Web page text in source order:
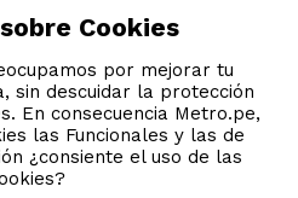
Cookies
por mejorar tu
sin descuidar la protección
En consecuencia Metro.pe,
las Funcionales y las de
¿consiente el uso de las